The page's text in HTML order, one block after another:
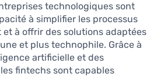
technologiques sont
à simplifier les processus
à offrir des solutions adaptées
et plus technophile. Grâce à
artificielle et des
fintechs sont capables